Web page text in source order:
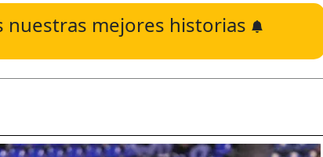
nuestras mejores historias